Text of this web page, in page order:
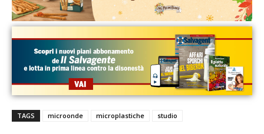
TAGS microonde microplastiche studio